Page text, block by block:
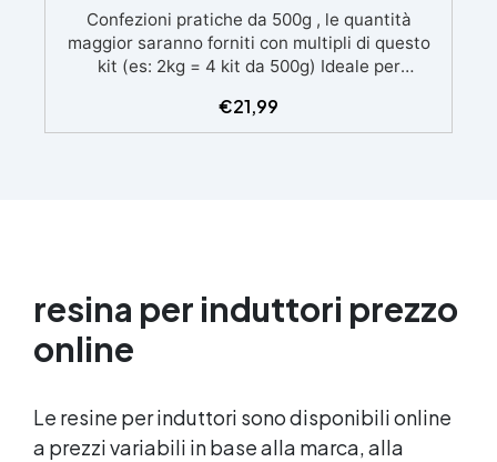
Confezioni pratiche da 500g , le quantità
maggior saranno forniti con multipli di questo
kit (es: 2kg = 4 kit da 500g) Ideale per
inizia. Sempre lucida: garantisce una finitura
brillante e uniforme in ogni condizione.
€21,99
resina per induttori prezzo
online
Le resine per induttori sono disponibili online
a prezzi variabili in base alla marca, alla